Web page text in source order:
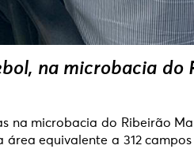
na microbacia do
microbacia do Ribeirão
área equivalente a 312